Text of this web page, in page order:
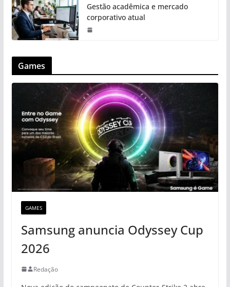
Gestão acadêmica e mercado
corporativo atual
Games
GAMES
Samsung anuncia Odyssey Cup
2026
Redação